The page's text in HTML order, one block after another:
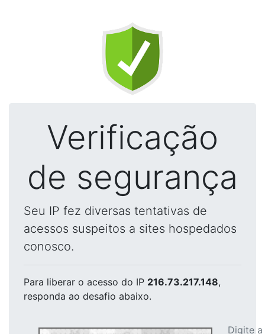
Verificação
de segurança
Seu IP fez diversas tentativas de
acessos suspeitos a sites hospedados
conosco.
Para liberar o acesso do IP 216.73.217.148,
responda ao desafio abaixo.
Digite